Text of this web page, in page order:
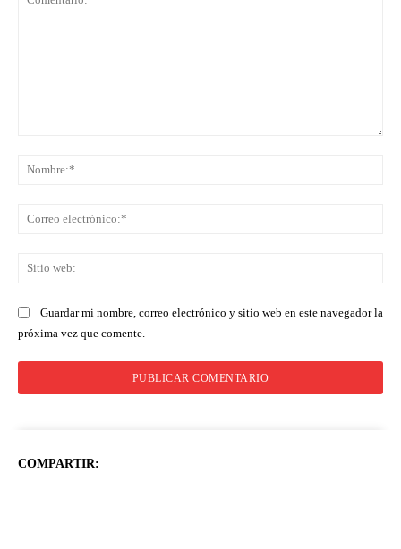
Guardar mi nombre, correo electrónico y sitio web en este navegador la
próxima vez que comente.
COMPARTIR: